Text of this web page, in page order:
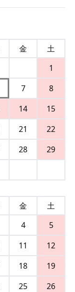
金
土
1
7
8
14
15
21
22
28
29
金
土
4
5
11
12
18
19
25
26